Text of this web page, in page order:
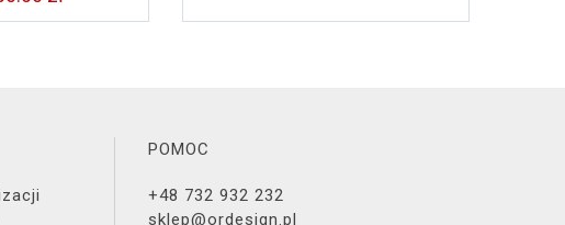
POMOC
+48 732 932 232
sklep@ordesign.pl